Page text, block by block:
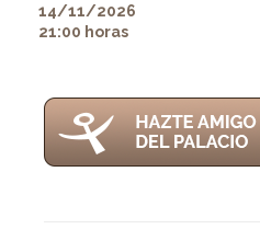
14/11/2026
21:00 horas